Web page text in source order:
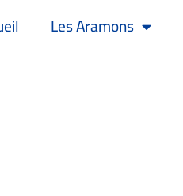
Les Aramons